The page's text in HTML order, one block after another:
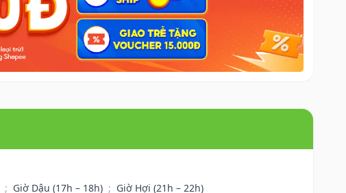
; Giờ Dậu (17h – 18h) ; Giờ Hợi (21h – 22h)